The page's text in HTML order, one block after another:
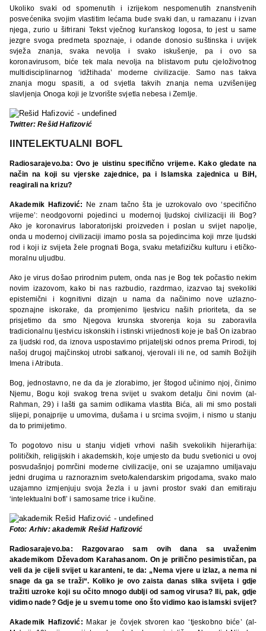
Ukoliko svaki od spomenutih i izrijekom nespomenutih znanstvenih
posvećenika svojim vlastitim lećama bude svaki dan, u ramazanu i izvan
njega, zurio u šifrirani Tekst vječnog kur'anskog logosa, to jest u same
jezgre svoga predmeta spoznaje, i odande donosio suštinska i uvijek
svježa znanja, svaka nevolja i svako iskušenje, pa i ovo sa
koronavirusom, biće tek mala nevolja na blistavom putu cjeloživotnog
multidisciplinarnog ‘idžtihada’ moderne civilizacije. Samo nas takva
znanja mogu spasiti, a od svjetla takvih znanja nema uzvišenijeg
slavljenja Onoga koji je Izvorište svjetla nebesa i Zemlje.
Twitter: Rešid Hafizović
IINTELEKTUALNI BOFL
Radiosarajevo.ba: Ovo je uistinu specifično vrijeme. Kako gledate na
način na koji su vjerske zajednice, pa i Islamska zajednica u BiH,
reagirali na krizu?
Akademik Hafizović: Ne znam tačno šta je uzrokovalo ovo ‘specifično
vrijeme’: neodgovorni pojedinci u modernoj ljudskoj civilizaciji ili Bog?
Ako je koronavirus laboratorijski proizveden i poslan u svijet napolje,
onda u modernoj civilizaciji imamo posla sa pojedincima koji mrze ljudski
rod i koji iz svijeta žele prognati Boga, svaku metafizičku kulturu i etičko-
moralnu uljudbu.
Ako je virus došao prirodnim putem, onda nas je Bog tek počastio nekim
novim izazovom, kako bi nas razbudio, razdrmao, izazvao taj svekoliki
epistemični i kognitivni dizajn u nama da načinimo nove uzlazno-
spoznajne iskorake, da promjenimo ljestvicu naših prioriteta, da se
prisjetimo da smo Njegova krunska stvorenja koja su zaboravila
tradicionalnu ljestvicu iskonskih i istinski vrijednosti koje je baš On izabrao
za ljudski rod, da iznova uspostavimo prijateljski odnos prema Prirodi, toj
našoj drugoj majčinskoj utrobi satkanoj, vjerovali ili ne, od samih Božijih
Imena i Atributa.
Bog, jednostavno, ne da da je zlorabimo, jer štogod učinimo njoj, činimo
Njemu, Bogu koji svakog trena svijet u svakom detalju čini novim (al-
Rahman, 29) i lašti ga samim odlikama vlastita Bića, ali mi smo postali
slijepi, ponajprije u umovima, dušama i u srcima svojim, i nismo u stanju
da to primijetimo.
To pogotovo nisu u stanju vidjeti vrhovi naših svekolikih hijerarhija:
političkih, religijskih i akademskih, koje umjesto da budu svetionici u ovoj
posvudašnjoj pomrčini moderne civilizacije, oni se uzajamno umiljavaju
jedni drugima u raznoraznim sveto/kalendarskim prigodama, svako malo
uzajamno izmjenjuju svoja žezla i u javni prostor svaki dan emitiraju
‘intelektualni bofl’ i samosame trice i kučine.
Foto: Arhiv: akademik Rešid Hafizović
Radiosarajevo.ba: Razgovarao sam ovih dana sa uvaženim
akademikom Dževadom Karahasanom. On je prilično pesimističan, pa
veli da je cijeli svijet u karanteni, te da: „Nema vjere u izlaz, a nema ni
snage da ga se traži“. Koliko je ovo zaista danas slika svijeta i gdje
tražiti uzroke koji su očito mnogo dublji od samog virusa? Ili, pak, gdje
vidimo nade? Gdje je u svemu tome ono što vidimo kao islamski svijet?
Akademik Hafizović: Makar je čovjek stvoren kao ‘tjeskobno biće’ (al-